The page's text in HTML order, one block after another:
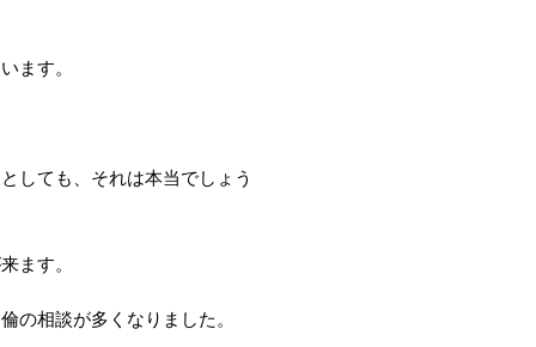
ます。
しても、それは本当でしょう
ます。
の相談が多くなりました。